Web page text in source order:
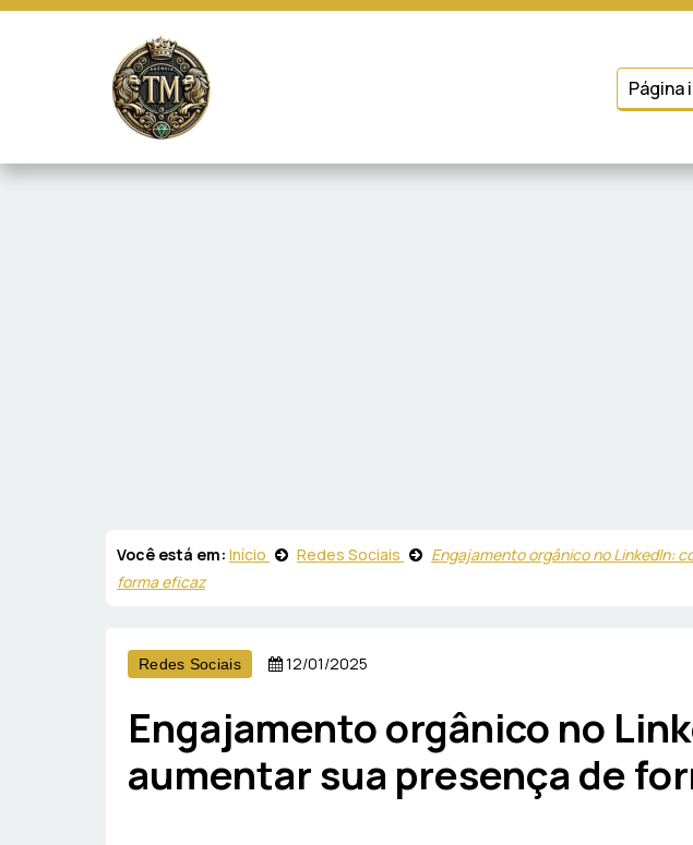
Página
Você está em: Início Redes Sociais
Engajamento orgânico no LinkedIn:
forma eficaz
Redes Sociais 12/01/2025
Engajamento orgânico no
aumentar sua presença de
marketing e fornecer conteúdo de terceiros. Leia mais em